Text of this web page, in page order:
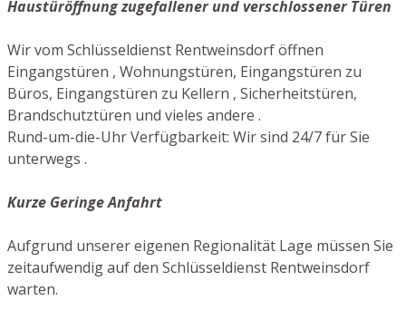
Haustüröffnung zugefallener und verschlossener Türen
Wir vom Schlüsseldienst Rentweinsdorf öffnen
Eingangstüren , Wohnungstüren, Eingangstüren zu
Büros, Eingangstüren zu Kellern , Sicherheitstüren,
Brandschutztüren und vieles andere .
Rund-um-die-Uhr Verfügbarkeit: Wir sind 24/7 für Sie
unterwegs .
Kurze Geringe Anfahrt
Aufgrund unserer eigenen Regionalität Lage müssen Sie
zeitaufwendig auf den Schlüsseldienst Rentweinsdorf
warten.